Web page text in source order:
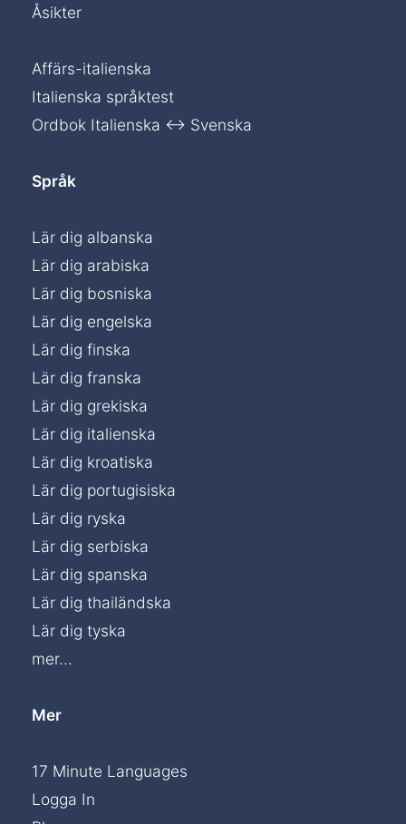
Åsikter
Affärs-italienska
Italienska språktest
Ordbok Italienska ↔ Svenska
Språk
Lär dig albanska
Lär dig arabiska
Lär dig bosniska
Lär dig engelska
Lär dig finska
Lär dig franska
Lär dig grekiska
Lär dig italienska
Lär dig kroatiska
Lär dig portugisiska
Lär dig ryska
Lär dig serbiska
Lär dig spanska
Lär dig thailändska
Lär dig tyska
mer...
Mer
17 Minute Languages
Logga In